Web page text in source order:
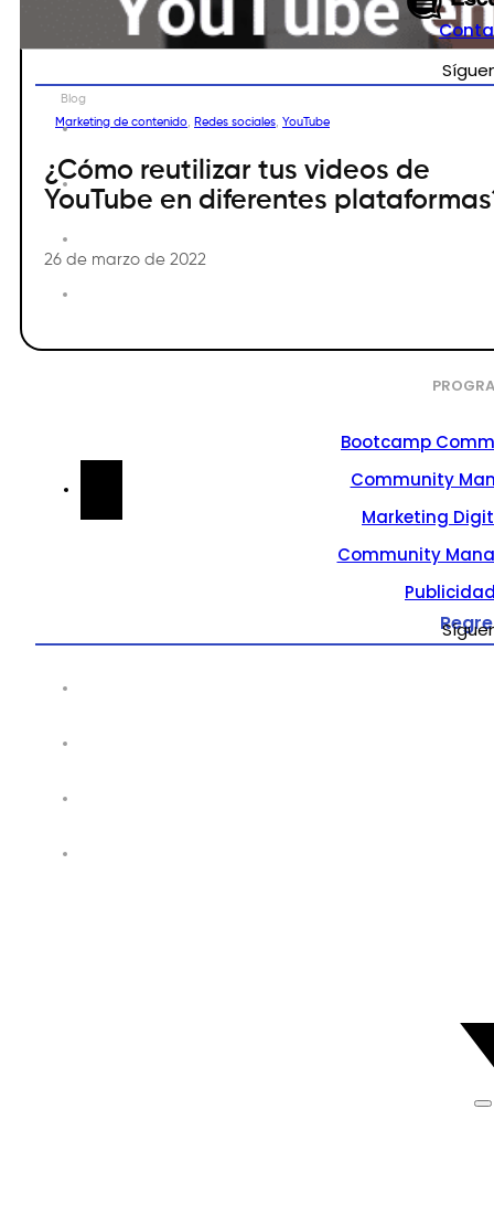
Bootcamp
Community
Marketing
Community
Blog
Marketing de contenido
Redes sociales YouTube
¿Cómo reutilizar tus videos de
YouTube en diferentes
26 de marzo de 2022